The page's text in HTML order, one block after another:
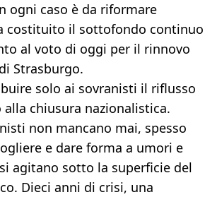
ogni caso è da riformare
costituito il sottofondo continuo
al voto di oggi per il rinnovo
Strasburgo.
solo ai sovranisti il riflusso
alla chiusura nazionalistica.
non mancano mai, spesso
e dare forma a umori e
agitano sotto la superficie del
Dieci anni di crisi, una